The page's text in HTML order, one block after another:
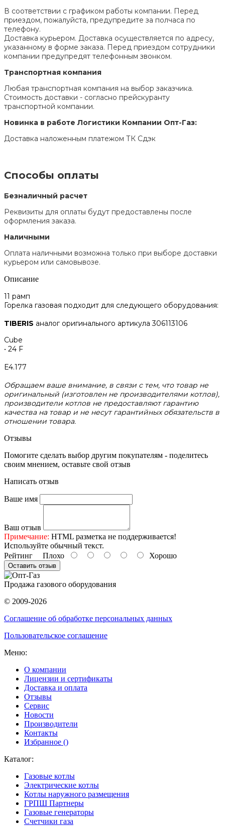
В соответствии с графиком работы компании. Перед
приездом, пожалуйста, предупредите за полчаса по
телефону.
Доставка курьером. Доставка осуществляется по адресу,
указанному в форме заказа. Перед приездом сотрудники
компании предупредят телефонным звонком.
Транспортная компания
Любая транспортная компания на выбор заказчика.
Стоимость доставки - согласно прейскуранту
транспортной компании.
Новинка в работе Логистики Компании Опт-Газ:
Доставка наложенным платежом ТК Сдэк
Способы оплаты
Безналичный расчет
Реквизиты для оплаты будут предоставлены после
оформления заказа.
Наличными
Оплата наличными возможна только при выборе доставки
курьером или самовывозе.
Описание
11 рамп
Горелка газовая подходит для следующего оборудования:
TIBERIS аналог оригинального артикула 306113106
Cube
• 24 F
Е4.177
Обращаем ваше внимание, в связи с тем, что товар не
оригинальный (изготовлен не производителями котлов),
производители котлов не предоставляют гарантию
качества на товар и не несут гарантийных обязательств в
отношении товара.
Отзывы
Помогите сделать выбор другим покупателям - поделитесь
своим мнением, оставьте свой отзыв
Написать отзыв
Ваше имя
Ваш отзыв
Примечание: HTML разметка не поддерживается!
Используйте обычный текст.
Рейтинг Плохо Хорошо
Оставить отзыв
Продажа газового оборудования
© 2009-2026
Соглашение об обработке персональных данных
Пользовательское соглашение
Меню:
О компании
Лицензии и сертификаты
Доставка и оплата
Отзывы
Сервис
Новости
Производители
Контакты
Избранное ()
Каталог:
Газовые котлы
Электрические котлы
Котлы наружного размещения
ГРПШ Партнеры
Газовые генераторы
Счетчики газа